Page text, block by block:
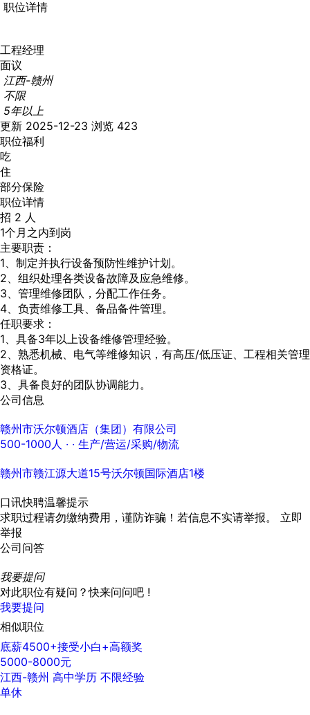
职位详情
工程经理
面议
江西-赣州
不限
5年以上
更新 2025-12-23 浏览 423
职位福利
吃
住
部分保险
职位详情
招 2 人
1个月之内到岗
主要职责：
1、制定并执行设备预防性维护计划。
2、组织处理各类设备故障及应急维修。
3、管理维修团队，分配工作任务。
4、负责维修工具、备品备件管理。
任职要求：
1、具备3年以上设备维修管理经验。
2、熟悉机械、电气等维修知识，有高压/低压证、工程相关管理
资格证。
3、具备良好的团队协调能力。
公司信息
赣州市沃尔顿酒店（集团）有限公司
500-1000人 · · 生产/营运/采购/物流
赣州市赣江源大道15号沃尔顿国际酒店1楼
口讯快聘温馨提示
求职过程请勿缴纳费用，谨防诈骗！若信息不实请举报。 立即
举报
公司问答
我要提问
对此职位有疑问？快来问问吧 !
我要提问
相似职位
底薪4500+接受小白+高额奖
5000-8000元
江西-赣州 高中学历 不限经验
单休